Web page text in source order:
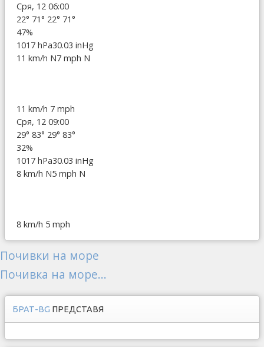
Сря, 12 06:00
22° 71° 22° 71°
47%
1017 hPa30.03 inHg
11 km/h N7 mph N
11 km/h 7 mph
Сря, 12 09:00
29° 83° 29° 83°
32%
1017 hPa30.03 inHg
8 km/h N5 mph N
8 km/h 5 mph
Почивки на море
Почивка на море...
БРАТ-BG ПРЕДСТАВЯ